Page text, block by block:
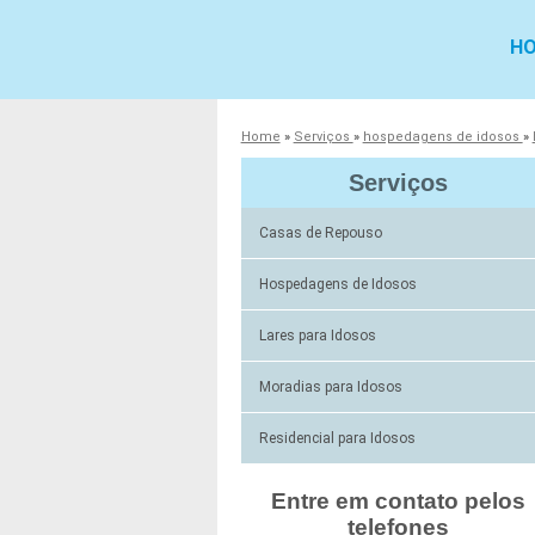
Home » Serviços » hospedagens de idosos »
Serviços
Casas de Repouso
Hospedagens de Idosos
Lares para Idosos
Moradias para Idosos
Residencial para Idosos
Entre em contato pelos
telefones